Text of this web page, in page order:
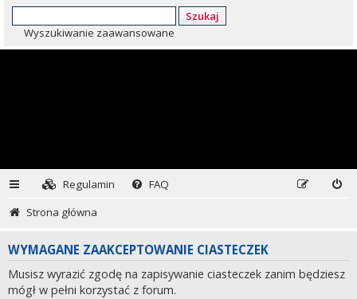
Szukaj
Wyszukiwanie zaawansowane
Regulamin
FAQ
Strona główna
WYMAGANE ZAAKCEPTOWANIE CIASTECZEK
Musisz wyrazić zgodę na zapisywanie ciasteczek zanim będziesz
mógł w pełni korzystać z forum.